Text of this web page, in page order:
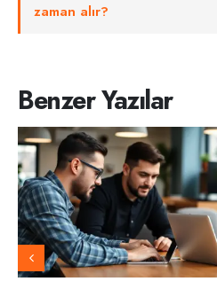
zaman alır?
Benzer Yazılar